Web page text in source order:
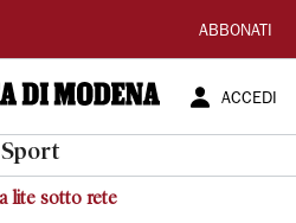
ABBONATI
ACCEDI
Sport
lite sotto rete